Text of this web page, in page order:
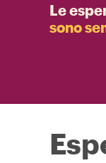
Le
sono